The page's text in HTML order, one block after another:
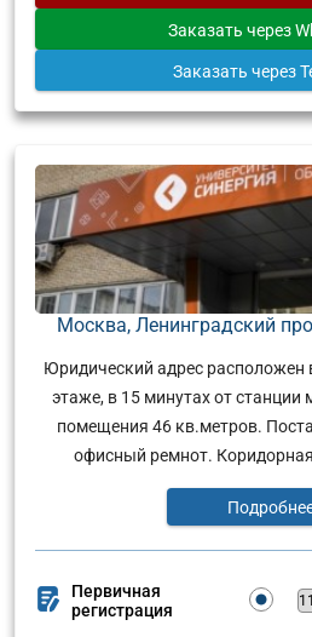
Заказать через
Заказать через
Москва, Ленинградский
Юридический адрес расположен
этаже, в 15 минутах от
помещения 46 кв.метров.
офисный ремнот.
Первичная
регистрация